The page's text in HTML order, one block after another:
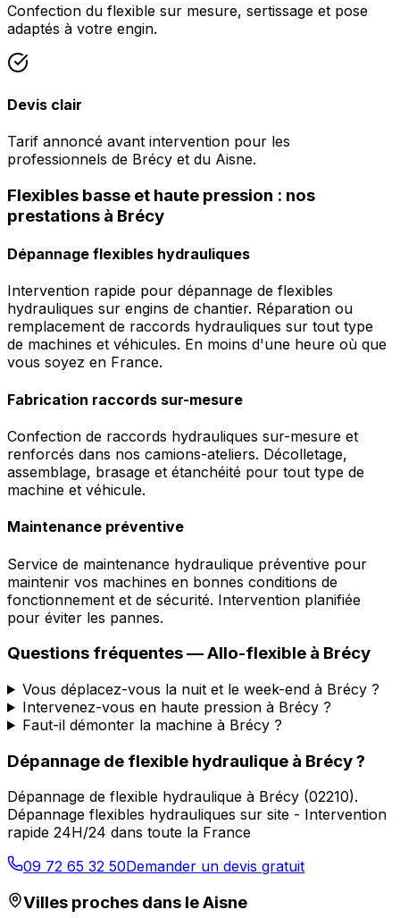
Confection du flexible sur mesure, sertissage et pose
adaptés à votre engin.
Devis clair
Tarif annoncé avant intervention pour les
professionnels de Brécy et du Aisne.
Flexibles basse et haute pression : nos
prestations à Brécy
Dépannage flexibles hydrauliques
Intervention rapide pour dépannage de flexibles
hydrauliques sur engins de chantier. Réparation ou
remplacement de raccords hydrauliques sur tout type
de machines et véhicules. En moins d'une heure où que
vous soyez en France.
Fabrication raccords sur-mesure
Confection de raccords hydrauliques sur-mesure et
renforcés dans nos camions-ateliers. Décolletage,
assemblage, brasage et étanchéité pour tout type de
machine et véhicule.
Maintenance préventive
Service de maintenance hydraulique préventive pour
maintenir vos machines en bonnes conditions de
fonctionnement et de sécurité. Intervention planifiée
pour éviter les pannes.
Questions fréquentes —Allo-flexible à Brécy
Vous déplacez-vous la nuit et le week-end à Brécy ?
Intervenez-vous en haute pression à Brécy ?
Faut-il démonter la machine à Brécy ?
Dépannage de flexible hydraulique à Brécy?
Dépannage de flexible hydraulique à Brécy (02210).
Dépannage flexibles hydrauliques sur site - Intervention
rapide 24H/24 dans toute la France
09 72 65 32 50Demander un devis gratuit
Villes proches dans leAisne